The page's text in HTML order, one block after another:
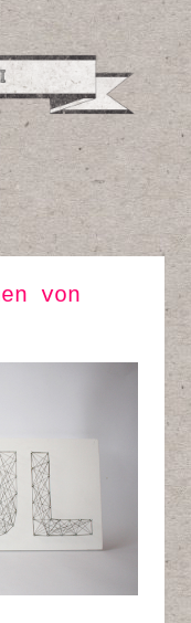
Design,
to content
von